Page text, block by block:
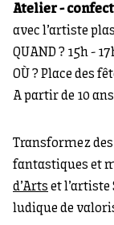
Atelier -
avec l’artiste
QUAND ? 15h -
OÙ ? Place des
A partir de 10
Transformez
fantastiques et
d’Arts et l’artiste
ludique de